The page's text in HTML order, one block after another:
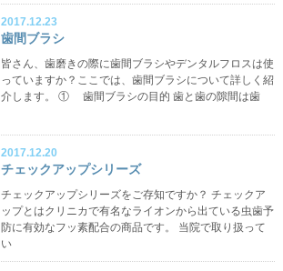
2017.12.23
歯間ブラシ
皆さん、歯磨きの際に歯間ブラシやデンタルフロスは使
っていますか？ここでは、歯間ブラシについて詳しく紹
介します。 ① 歯間ブラシの目的 歯と歯の隙間は歯
2017.12.20
チェックアップシリーズ
チェックアップシリーズをご存知ですか？ チェックア
ップとはクリニカで有名なライオンから出ている虫歯予
防に有効なフッ素配合の商品です。 当院で取り扱って
い